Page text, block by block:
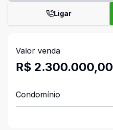
Ligar
Valor venda
R$ 2.300.000,00
Condomínio